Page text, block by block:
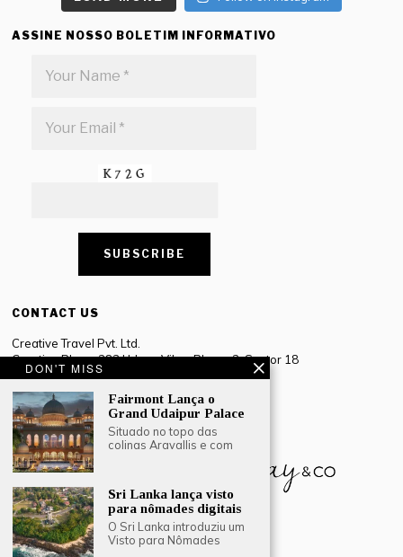
ASSINE NOSSO BOLETIM INFORMATIVO
CONTACT US
Creative Travel Pvt. Ltd.
Creative Plaza, 283 Udyog Vihar Phase 2, Sector 18
Gurugram, Haryana – 122016, India
Tel: +91-124 4567777
Email:engage@southasiatraveljournal.com
DON'T MISS
Fairmont Lança o
Grand Udaipur Palace
Situado no topo das
colinas Aravallis e com
Sri Lanka lança visto
para nômades digitais
O Sri Lanka introduziu um
Visto para Nômades